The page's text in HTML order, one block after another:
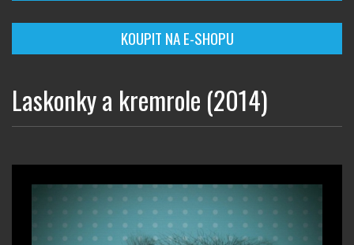
KOUPIT NA E-SHOPU
Laskonky a kremrole (2014)